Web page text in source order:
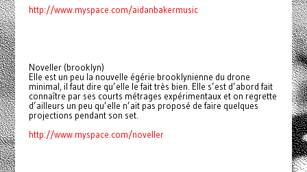
http://www.myspace.com/aidanbakermusic
Noveller (brooklyn)
Elle est un peu la nouvelle égérie brooklynienne du drone
minimal, il faut dire qu’elle le fait très bien. Elle s’est d’abord fait
connaître par ses courts métrages expérimentaux et on regrette
d’ailleurs un peu qu’elle n’ait pas proposé de faire quelques
projections pendant son set.
http://www.myspace.com/noveller